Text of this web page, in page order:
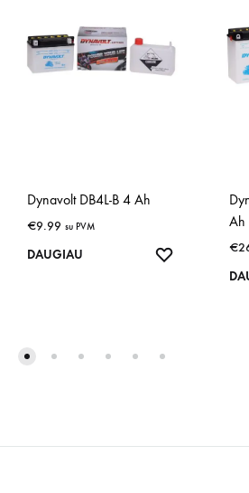
Dynavolt DB4L-B 4 Ah
€9.99 su PVM
DAUGIAU IŠSAUGOTI
Ah
€